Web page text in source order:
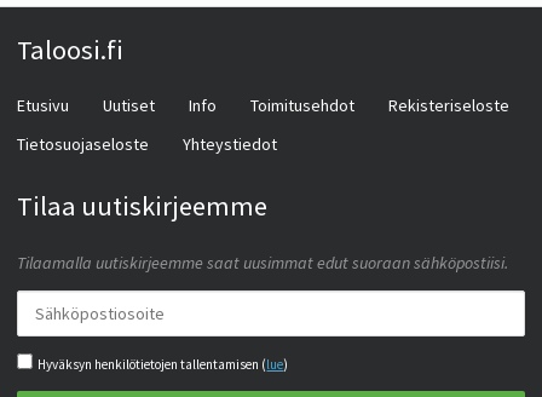
Taloosi.fi
Etusivu Uutiset Info Toimitusehdot
Rekisteriseloste
Tietosuojaseloste
Yhteystiedot
Tilaa uutiskirjeemme
Tilaamalla uutiskirjeemme saat uusimmat edut suoraan sähköpostiisi.
Hyväksyn henkilötietojen tallentamisen (lue)